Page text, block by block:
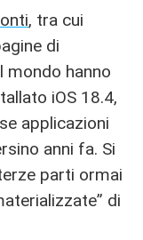
, tra cui
di
mondo hanno
iOS 18.4,
applicazioni
anni fa. Si
parti ormai
di